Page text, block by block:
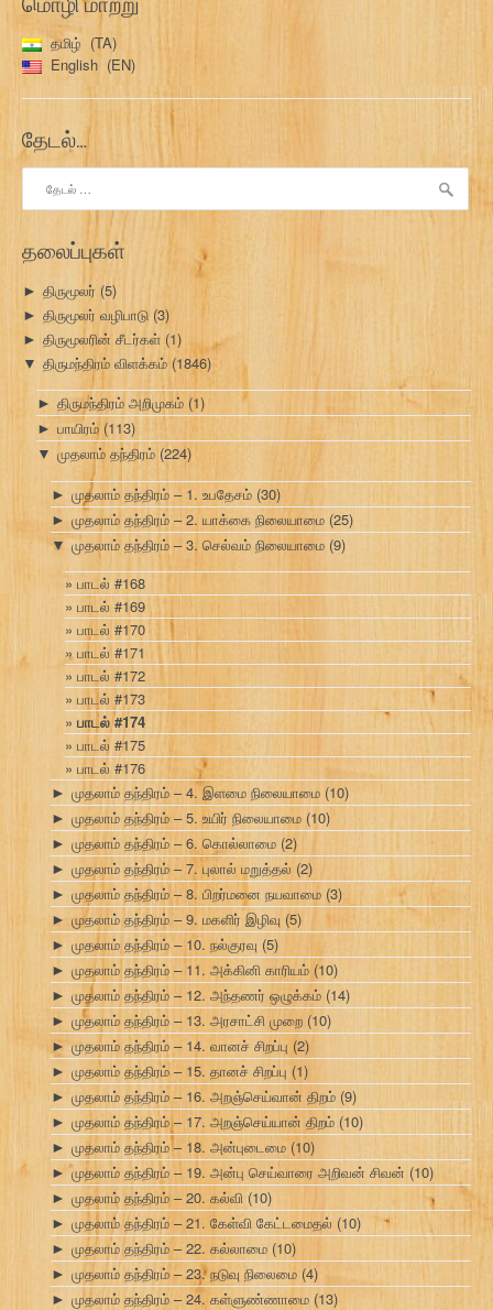
தமிழ்
TA
English
EN
தேடல்…
தேடு:
தலைப்புகள்
► திருமூலர் (5)
► திருமூலர் வழிபாடு (3)
► திருமூலரின் சீடர்கள் (1)
▼ திருமந்திரம் விளக்கம் (1846)
► திருமந்திரம் அறிமுகம் (1)
► பாயிரம் (113)
▼ முதலாம் தந்திரம் (224)
► முதலாம் தந்திரம் – 1. உபதேசம் (30)
► முதலாம் தந்திரம் – 2. யாக்கை நிலையாமை (25)
▼ முதலாம் தந்திரம் – 3. செல்வம் நிலையாமை (9)
பாடல் #168
பாடல் #169
பாடல் #170
பாடல் #171
பாடல் #172
பாடல் #173
பாடல் #174
பாடல் #175
பாடல் #176
► முதலாம் தந்திரம் – 4. இளமை நிலையாமை (10)
► முதலாம் தந்திரம் – 5. உயிர் நிலையாமை (10)
► முதலாம் தந்திரம் – 6. கொல்லாமை (2)
► முதலாம் தந்திரம் – 7. புலால் மறுத்தல் (2)
► முதலாம் தந்திரம் – 8. பிறர்மனை நயவாமை (3)
► முதலாம் தந்திரம் – 9. மகளிர் இழிவு (5)
► முதலாம் தந்திரம் – 10. நல்குரவு (5)
► முதலாம் தந்திரம் – 11. அக்கினி காரியம் (10)
► முதலாம் தந்திரம் – 12. அந்தணர் ஒழுக்கம் (14)
► முதலாம் தந்திரம் – 13. அரசாட்சி முறை (10)
► முதலாம் தந்திரம் – 14. வானச் சிறப்பு (2)
► முதலாம் தந்திரம் – 15. தானச் சிறப்பு (1)
► முதலாம் தந்திரம் – 16. அறஞ்செய்வான் திறம் (9)
► முதலாம் தந்திரம் – 17. அறஞ்செய்யான் திறம் (10)
► முதலாம் தந்திரம் – 18. அன்புடைமை (10)
► முதலாம் தந்திரம் – 19. அன்பு செய்வாரை அறிவன் சிவன் (10)
► முதலாம் தந்திரம் – 20. கல்வி (10)
► முதலாம் தந்திரம் – 21. கேள்வி கேட்டமைதல் (10)
► முதலாம் தந்திரம் – 22. கல்லாமை (10)
► முதலாம் தந்திரம் – 23. நடுவு நிலைமை (4)
► முதலாம் தந்திரம் – 24. கள்ளுண்ணாமை (13)